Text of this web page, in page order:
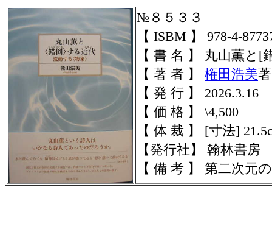
№８５３３
【 ISBM 】 978-4-
【 書 名 】 丸山薫
【 著 者 】 権田浩美著
【 発 行 】 2026.3.16
【 価 格 】 \4,500
【 体 裁 】 [寸法]
【発行社】 翰林書房
【 備 考 】 第二次